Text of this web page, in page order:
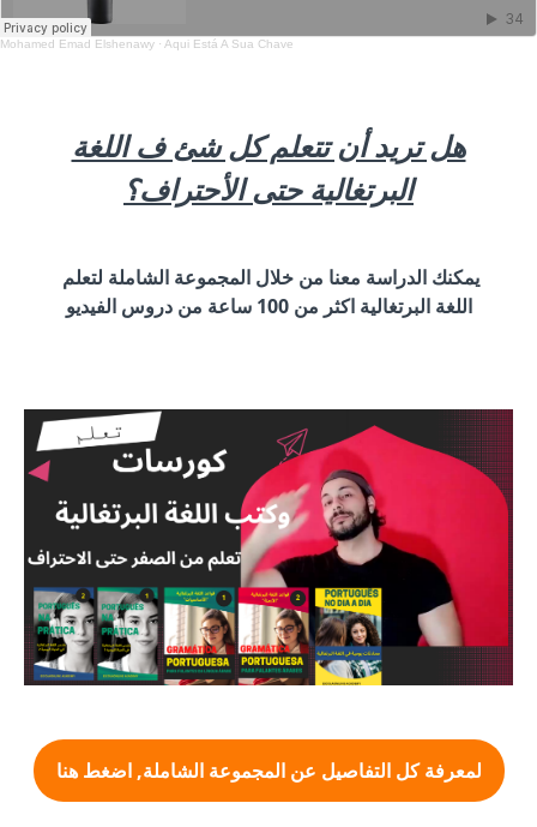
Mohamed Emad Elshenawy · Aqui Está A Sua Chave
هل تريد أن تتعلم كل شئ ف اللغة
البرتغالية حتى الأحتراف؟
اللغة البرتغالية اكثر من 100 ساعة من دروس الفيديو
لمعرفة كل التفاصيل عن المجموعة الشاملة, اضغط هنا